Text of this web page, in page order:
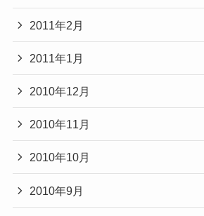
2011年2月
2011年1月
2010年12月
2010年11月
2010年10月
2010年9月